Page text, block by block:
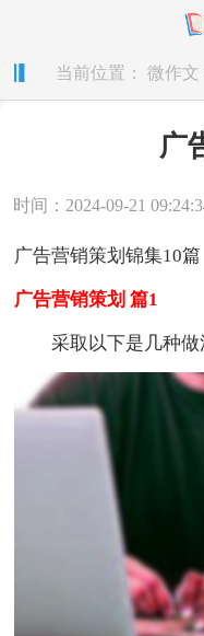
当前位置： 微作文
广
时间：2024-09-21
广告营销策划锦集10篇
广告营销策划 篇1
采取以下是几种做